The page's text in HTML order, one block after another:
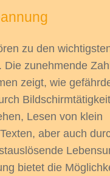
zu den
Die zunehmende
zeigt, wie
Lesen von klein
aber auch
bietet die